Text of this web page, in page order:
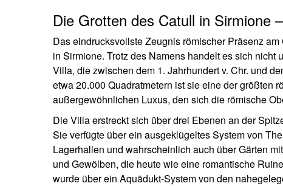
Die Grotten des Catull in Sirmione
Das eindrucksvollste Zeugnis römischer Präsenz
in Sirmione. Trotz des Namens handelt es sich
Villa, die zwischen dem 1. Jahrhundert v. Chr. und
etwa 20.000 Quadratmetern ist sie eine der größten
außergewöhnlichen Luxus, den sich die römische
Die Villa erstreckt sich über drei Ebenen an der
Sie verfügte über ein ausgeklügeltes System von
Lagerhallen und wahrscheinlich auch über Gärten
und Gewölben, die heute wie eine romantische
wurde über ein Aquädukt-System von den